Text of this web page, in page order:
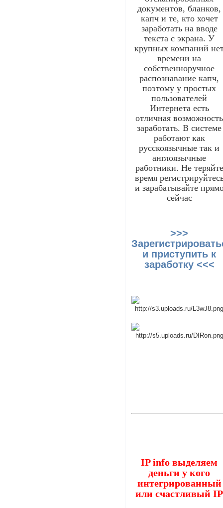
документов, бланков,
капч и те, кто хочет
заработать на вводе
текста с экрана. У
крупных компаний
времени на
собственноручное
распознавание капч,
поэтому у простых
пользователей
Интернета есть
отличная возможность
заработать. В системе
работают как
русскоязычные так и
англоязычные
работники. Не теряйте
время
и зарабатывайте
сейчас
>>>
и приступить к
заработку <<<
IP info выделяем
деньги у кого
интегрированный
или счастливый IP